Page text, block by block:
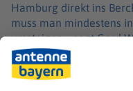
Hamburg direkt ins
muss man mindestens
umsteigen», sagt Gerd
Bayern. Mit jedem
gegenüber einer
Zudem verliere man